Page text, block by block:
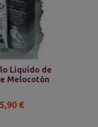
Líquido de
Melocotón
€